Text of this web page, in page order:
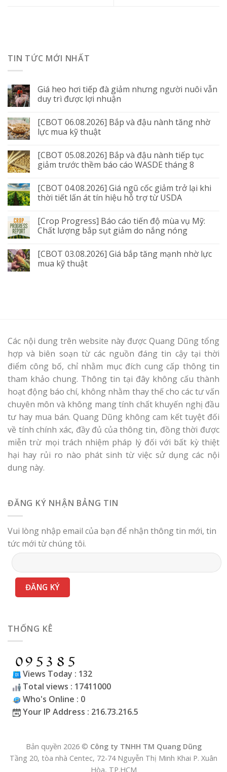
TIN TỨC MỚI NHẤT
Giá heo hơi tiếp đà giảm nhưng người nuôi vẫn
duy trì được lợi nhuận
[CBOT 06.08.2026] Bắp và đậu nành tăng nhờ
lực mua kỹ thuật
[CBOT 05.08.2026] Bắp và đậu nành tiếp tục
giảm trước thềm báo cáo WASDE tháng 8
[CBOT 04.08.2026] Giá ngũ cốc giảm trở lại khi
thời tiết lấn át tín hiệu hỗ trợ từ USDA
[Crop Progress] Báo cáo tiến độ mùa vụ Mỹ:
Chất lượng bắp sụt giảm do nắng nóng
[CBOT 03.08.2026] Giá bắp tăng mạnh nhờ lực
mua kỹ thuật
Các nội dung trên website này được Quang Dũng tổng
hợp và biên soạn từ các nguồn đáng tin cậy tại thời
điểm công bố, chỉ nhằm mục đích cung cấp thông tin
tham khảo chung. Thông tin tại đây không cấu thành
hoạt động báo chí, không nhằm thay thế cho các tư vấn
chuyên môn và không mang tính chất khuyến nghị đầu
tư hay mua bán. Quang Dũng không cam kết tuyệt đối
về tính chính xác, đầy đủ của thông tin, đồng thời được
miễn trừ mọi trách nhiệm pháp lý đối với bất kỳ thiệt
hại hay rủi ro nào phát sinh từ việc sử dụng các nội
dung này.
ĐĂNG KÝ NHẬN BẢNG TIN
Vui lòng nhập email của bạn để nhận thông tin mới, tin
tức mới từ chúng tôi.
THỐNG KÊ
Views Today : 132
Total views : 17411000
Who's Online : 0
Your IP Address : 216.73.216.5
Bản quyền 2026 © Công ty TNHH TM Quang Dũng
Tầng 20, tòa nhà Centec, 72-74 Nguyễn Thị Minh Khai P. Xuân
Hòa, TP.HCM